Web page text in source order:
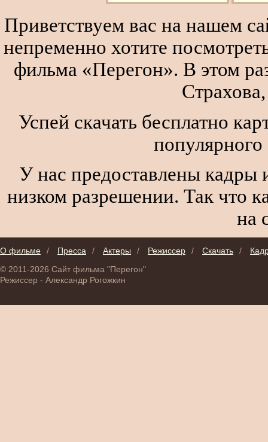
Приветствуем вас на нашем
непременно хотите
фильма «Перегон». В этом
Успей скачать бесплатно
У нас предоставлены кадры
низком разрешении. Так что
на
О фильме / Пресса / Актеры / Режиссер / Скачать /
© 2011-2026 Сайт фильма "Перегон"
Режиссер - Александр Рогожкин